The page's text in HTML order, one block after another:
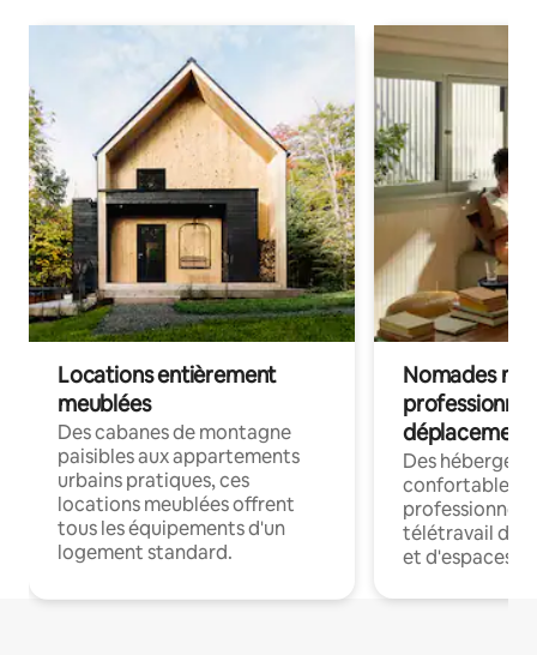
Locations entièrement
meublées
Des cabanes de montagne
paisibles aux appartements
urbains pratiques, ces
locations meublées offrent
tous les équipements d'un
logement standard.
Nomades
déplacement
Des
confortables
professionnels
télétravail
et d'espaces